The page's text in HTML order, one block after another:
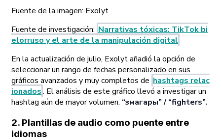
Fuente de la imagen: Exolyt
Fuente de investigación: Narrativas tóxicas: TikTok bi
elorruso y el arte de la manipulación digital
En la actualización de julio, Exolyt añadió la opción de
seleccionar un rango de fechas personalizado en sus
gráficos avanzados y muy completos de hashtags relac
ionados. El análisis de este gráfico llevó a investigar un
hashtag aún de mayor volumen: “змагары” / “fighters”.
2. Plantillas de audio como puente entre
idiomas